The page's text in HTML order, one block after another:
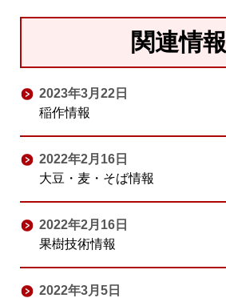
関連情報
2023年3月22日
稲作情報
2022年2月16日
大豆・麦・そば情報
2022年2月16日
果樹技術情報
2022年3月5日